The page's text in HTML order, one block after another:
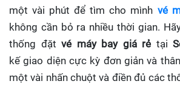
một vài phút để tìm cho mình vé
không cần bỏ ra nhiều thời gian.
thống đặt vé máy bay giá rẻ tại
kế giao diện cực kỳ đơn giản và
một vài nhấn chuột và điền đủ các